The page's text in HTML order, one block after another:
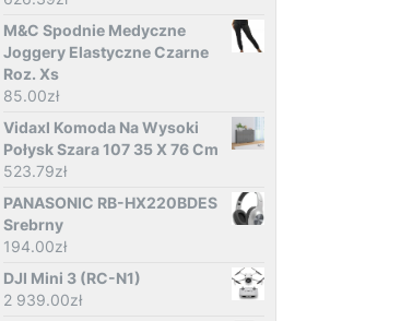
M&C Spodnie Medyczne
Joggery Elastyczne Czarne
Roz. Xs
85.00zł
Vidaxl Komoda Na Wysoki
Połysk Szara 107 35 X 76 Cm
523.79zł
PANASONIC RB-HX220BDES
Srebrny
194.00zł
DJI Mini 3 (RC-N1)
2 939.00zł